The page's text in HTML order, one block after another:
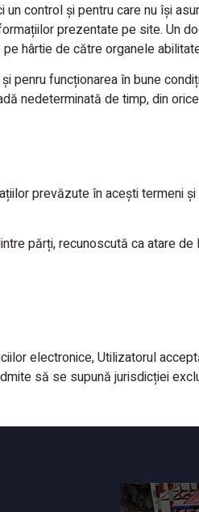
control și pentru care nu își
prezentate pe site. Un
hârtie de către organele
funcționarea în bune
nedeterminată de timp, din
prevăzute în acești termeni
părți, recunoscută ca atare
electronice, Utilizatorul
să se supună jurisdicției